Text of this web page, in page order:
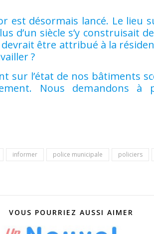
est désormais lancé. Le lieu
d’un siècle s’y construisait
être attribué à la
?
sur l’état de nos bâtiments
Nous demandons
informer police municipale policiers
VOUS POURRIEZ AUSSI AIMER